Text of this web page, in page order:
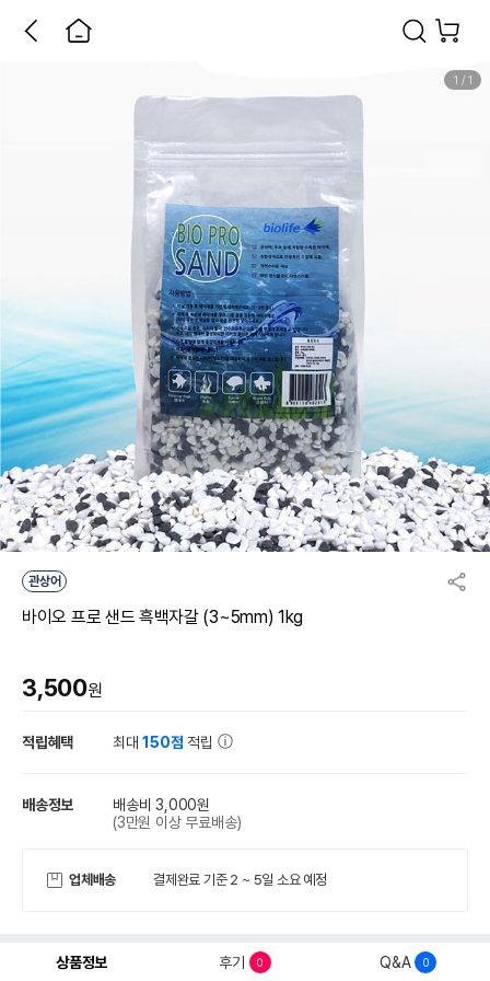
1 / 1
관상어
바이오 프로 샌드 흑백자갈 (3~5mm) 1kg
3,500원
적립혜택 최대150점 적립
배송정보
배송비 3,000원
(3만원 이상 무료배송)
업체배송 결제완료 기준 2 ~ 5일 소요 예정
상품정보 후기 0 Q&A 0